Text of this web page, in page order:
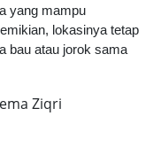
yang mampu
lokasinya tetap
bau atau jorok sama